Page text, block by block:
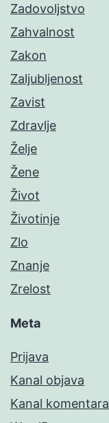
Zadovoljstvo
Zahvalnost
Zakon
Zaljubljenost
Zavist
Zdravlje
Želje
Žene
Život
Životinje
Zlo
Znanje
Zrelost
Meta
Prijava
Kanal objava
Kanal komentara